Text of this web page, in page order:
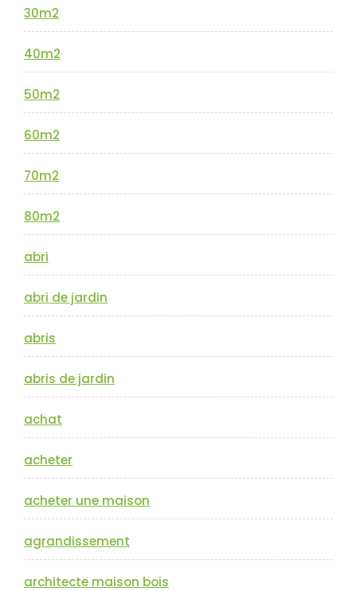
30m2
40m2
50m2
60m2
70m2
80m2
abri
abri de jardin
abris
abris de jardin
achat
acheter
acheter une maison
agrandissement
architecte maison bois